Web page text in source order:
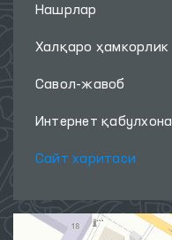
Нашрлар
Халқаро ҳамкорлик
Савол-жавоб
Интернет қабулхона
Сайт харитаси